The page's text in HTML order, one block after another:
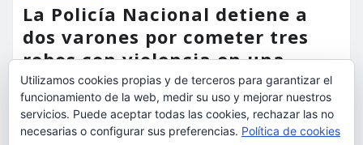
La Policía Nacional detiene a
dos varones por cometer tres
robos con violencia en una
misma mañana
torrent al dia Ago 7, 2026
Utilizamos cookies propias y de terceros para garantizar el
funcionamiento de la web, medir su uso y mejorar nuestros
servicios. Puede aceptar todas las cookies, rechazar las no
necesarias o configurar sus preferencias. Política de cookies